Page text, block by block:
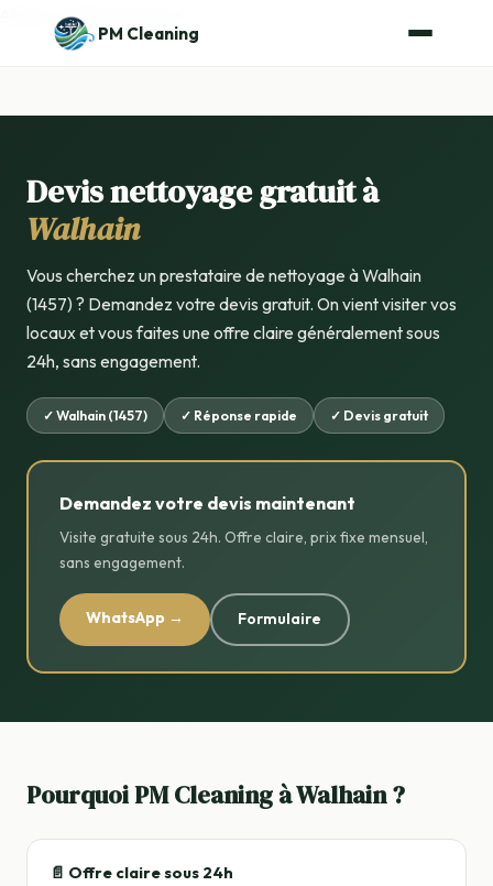
Aller au contenu principal
PM Cleaning
Devis nettoyage gratuit à
Walhain
Vous cherchez un prestataire de nettoyage à Walhain
(1457) ? Demandez votre devis gratuit. On vient visiter vos
locaux et vous faites une offre claire généralement sous
24h, sans engagement.
✓ Walhain (1457) ✓ Réponse rapide ✓ Devis gratuit
Demandez votre devis maintenant
Visite gratuite sous 24h. Offre claire, prix fixe mensuel,
sans engagement.
WhatsApp → Formulaire
Pourquoi PM Cleaning à Walhain ?
📄 Offre claire sous 24h